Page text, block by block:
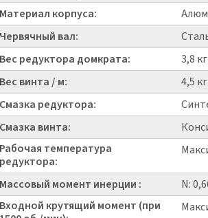
Материал корпуса:
Червячный вал:
Вес редуктора домкрата:
3,8 кг
Вес винта / м:
4,5 кг
Смазка редуктора:
Смазка винта:
Рабочая температура
редуктора:
Массовый момент инерции :
N:
Входной крутящий момент (при